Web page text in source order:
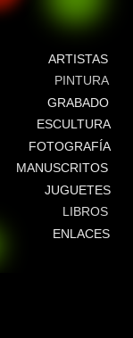
ARTISTAS
PINTURA
GRABADO
ESCULTURA
FOTOGRAFÍA
MANUSCRITOS
JUGUETES
LIBROS
ENLACES